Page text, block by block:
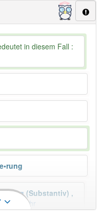
in diesem Fall :
(Substantiv) ,
Mehr